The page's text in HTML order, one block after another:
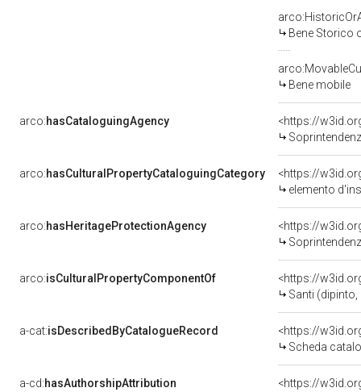
Bene Storico
Bene mobile
arco:hasCataloguingAgency
<https://
arco:hasCulturalPropertyCataloguingCategory
<https://
elemento
arco:hasHeritageProtectionAgency
<https://
arco:isCulturalPropertyComponentOf
<https://
Santi
a-cat:isDescribedByCatalogueRecord
<https://
Scheda
a-cd:hasAuthorshipAttribution